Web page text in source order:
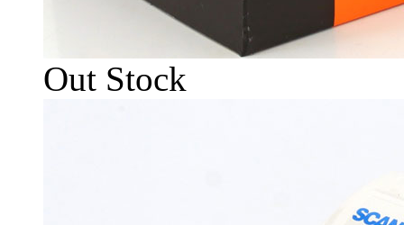
Out Stock